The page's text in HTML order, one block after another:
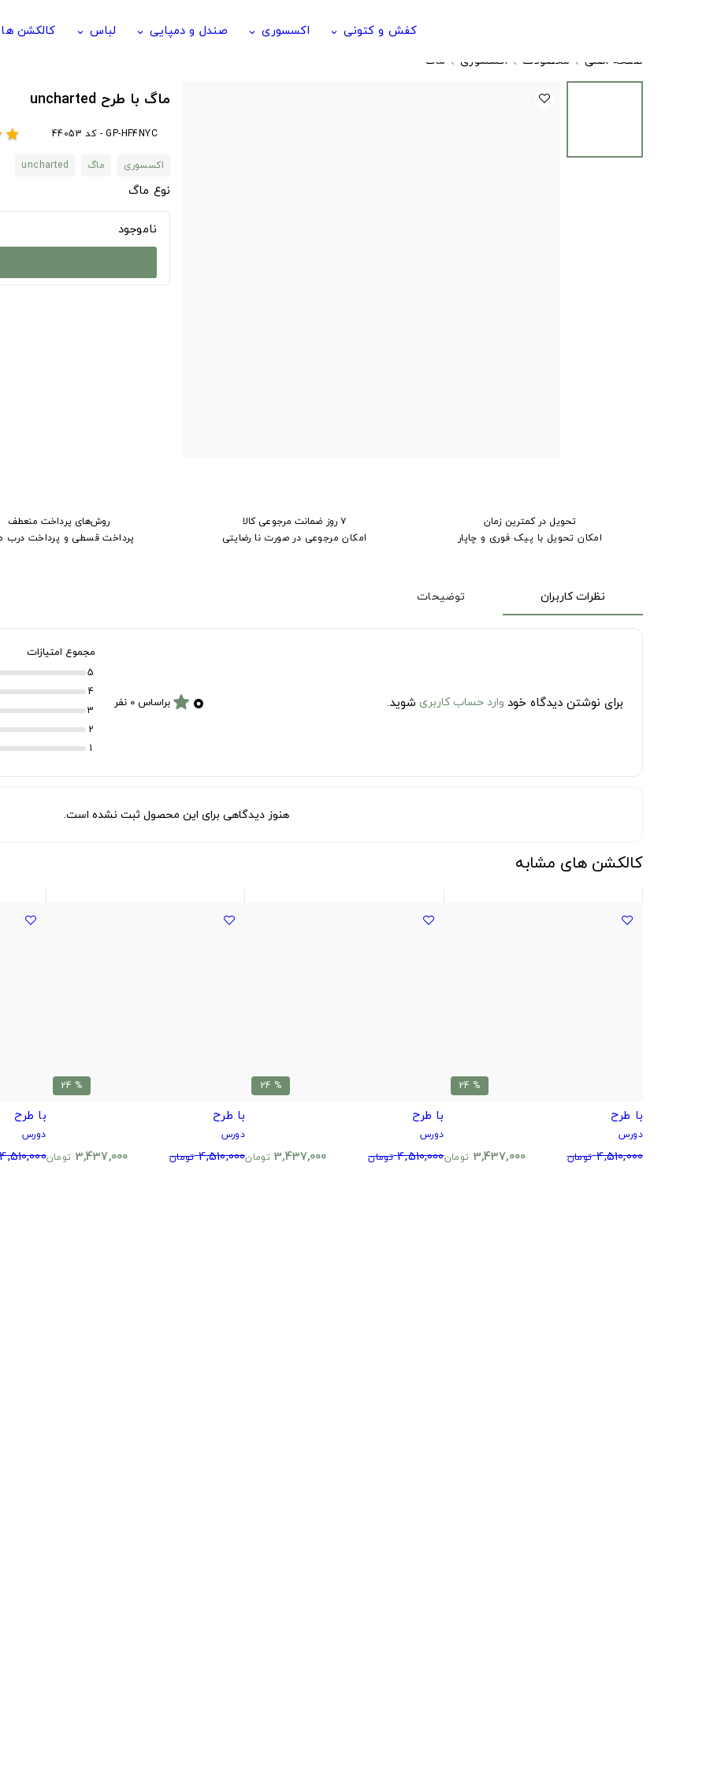
کفش و کتونی keyboard_arrow_down اکسسوری keyboard_arrow_down صندل و دمپایی keyboard_arrow_down لباس keyboard_arrow_down کالکشن ها
صفحه اصلی محصولات اکسسوری ماگ
ماگ با طرح uncharted
GP-HF4NYC - کد 44053 star
اکسسوری
ماگ uncharted
نوع ماگ
ناموجود
تحویل در کمترین زمان
امکان تحویل با پیک فوری و چاپار
۷ روز ضمانت مرجوعی کالا
امکان مرجوعی در صورت نا رضایتی
روش‌های پرداخت منعطف
پرداخت قسطی و پرداخت درب
نظرات کاربران توضیحات
برای نوشتن دیدگاه خود وارد حساب کاربری شوید. ۰ starبراساس 0 نفر
مجموع امتیازات
5
4
3
2
1
هنوز دیدگاهی برای این محصول ثبت نشده است.
کالکشن های مشابه
% 24
با طرح
دورس
4,510,000 تومان 3,437,000 تومان
% 24
با طرح
دورس
4,510,000 تومان 3,437,000 تومان
% 24
با طرح
دورس
4,510,000 تومان 3,437,000 تومان
با طرح
دورس
4,510,000